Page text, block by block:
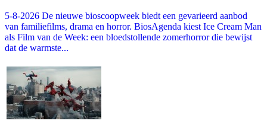
5-8-2026 De nieuwe bioscoopweek biedt een gevarieerd aanbod
van familiefilms, drama en horror. BiosAgenda kiest Ice Cream Man
als Film van de Week: een bloedstollende zomerhorror die bewijst
dat de warmste...